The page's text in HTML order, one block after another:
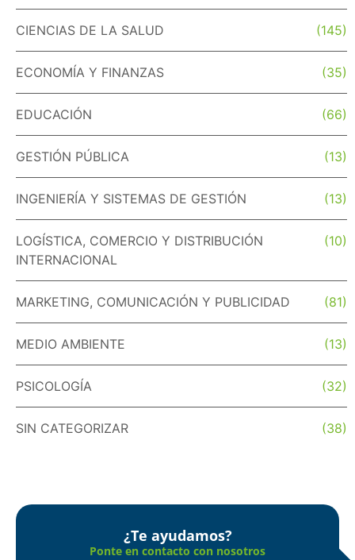
CIENCIAS DE LA SALUD (145)
ECONOMÍA Y FINANZAS (35)
EDUCACIÓN (66)
GESTIÓN PÚBLICA (13)
INGENIERÍA Y SISTEMAS DE GESTIÓN (13)
LOGÍSTICA, COMERCIO Y DISTRIBUCIÓN
INTERNACIONAL
(10)
MARKETING, COMUNICACIÓN Y PUBLICIDAD (81)
MEDIO AMBIENTE (13)
PSICOLOGÍA (32)
SIN CATEGORIZAR (38)
¿Te ayudamos?
Ponte en contacto con nosotros